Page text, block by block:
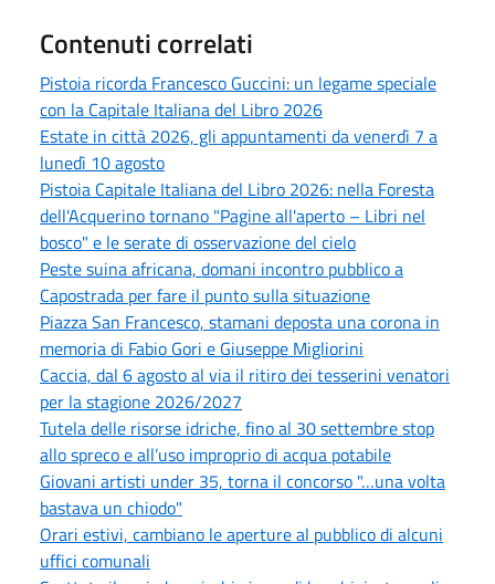
Contenuti correlati
Pistoia ricorda Francesco Guccini: un legame speciale
con la Capitale Italiana del Libro 2026
Estate in città 2026, gli appuntamenti da venerdì 7 a
lunedì 10 agosto
Pistoia Capitale Italiana del Libro 2026: nella Foresta
dell'Acquerino tornano "Pagine all'aperto – Libri nel
bosco" e le serate di osservazione del cielo
Peste suina africana, domani incontro pubblico a
Capostrada per fare il punto sulla situazione
Piazza San Francesco, stamani deposta una corona in
memoria di Fabio Gori e Giuseppe Migliorini
Caccia, dal 6 agosto al via il ritiro dei tesserini venatori
per la stagione 2026/2027
Tutela delle risorse idriche, fino al 30 settembre stop
allo spreco e all’uso improprio di acqua potabile
Giovani artisti under 35, torna il concorso "…una volta
bastava un chiodo"
Orari estivi, cambiano le aperture al pubblico di alcuni
uffici comunali